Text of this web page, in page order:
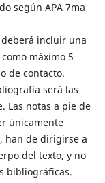
según APA 7ma
incluir una
máximo 5
de contacto.
será las
Las notas a pie de
únicamente
han de dirigirse a
del texto, y no
bibliográficas.